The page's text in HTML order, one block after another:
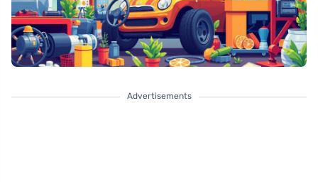
Advertisements